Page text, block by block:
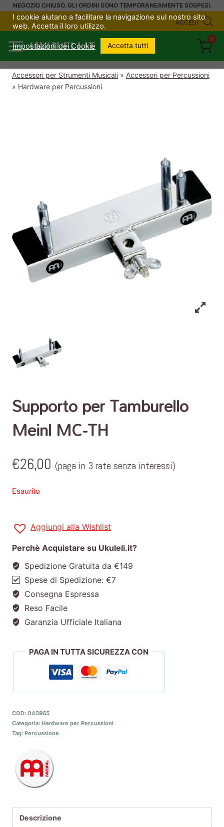
SaltaNEGOZIO CHIUSO. GLI ORDINI SONO TEMPORANEAMENTE SOSPESI.
ACCEDI
UKULELI.IT
0
Accessori per Strumenti Musicali » Accessori per Percussioni
» Hardware per Percussioni
Supporto per Tamburello
Meinl MC-TH
€26,00 (paga in 3 rate senza interessi)
Esaurito
Aggiungi alla Wishlist
Perchè Acquistare su Ukuleli.it?
Spedizione Gratuita da €149
Spese di Spedizione: €7
Consegna Espressa
Reso Facile
Garanzia Ufficiale Italiana
PAGA IN TUTTA SICUREZZA CON
COD: 045965
Categoria: Hardware per Percussioni
Tag: Percussione
Descrizione
I cookie aiutano a facilitare la navigazione sul nostro sito
web. Accetta il loro utilizzo.
Impostazioni dei Cookie Accetta tutti